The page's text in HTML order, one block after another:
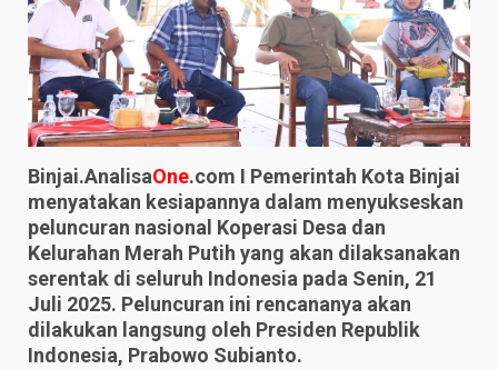
Binjai.AnalisaOne.com I Pemerintah Kota Binjai
menyatakan kesiapannya dalam menyukseskan
peluncuran nasional Koperasi Desa dan
Kelurahan Merah Putih yang akan dilaksanakan
serentak di seluruh Indonesia pada Senin, 21
Juli 2025. Peluncuran ini rencananya akan
dilakukan langsung oleh Presiden Republik
Indonesia, Prabowo Subianto.